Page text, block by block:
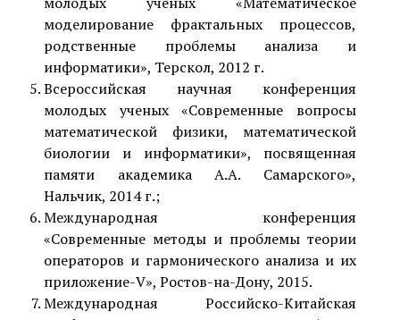
моделирование фрактальных процессов,
родственные проблемы анализа и
информатики», Терскол, 2012 г.
Всероссийская научная конференция
молодых ученых «Современные вопросы
математической физики, математической
биологии и информатики», посвященная
памяти академика А.А. Самарского»,
Нальчик, 2014 г.;
Международная конференция
«Современные методы и проблемы теории
операторов и гармонического анализа и их
приложение-V», Ростов-на-Дону, 2015.
Международная Российско-Китайская